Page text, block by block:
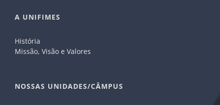
A UNIFIMES
História
Missão, Visão e Valores
NOSSAS UNIDADES/CÂMPUS